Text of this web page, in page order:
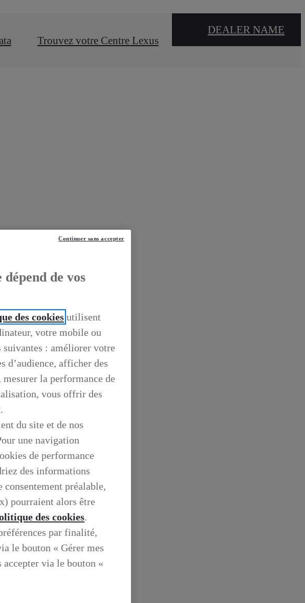
Trouvez votre Centre Lexus
DEALER NAME
de vos
des cookies utilisent
votre mobile ou
: améliorer votre
d’audience, afficher des
la performance de
vous offrir des
du site et de nos
une navigation
de performance
des informations
consentement préalable,
pourraient alors être
des cookies.
par finalité,
le bouton « Gérer mes
via le bouton «
Continuer sans accepter